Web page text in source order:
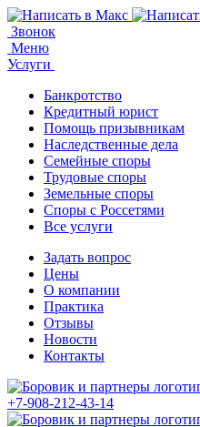
Звонок
Меню
Услуги
Банкротство
Кредитный юрист
Помощь призывникам
Наследственные дела
Семейные споры
Трудовые споры
Земельные споры
Споры с Россетями
Все услуги
Задать вопрос
Цены
О компании
Практика
Отзывы
Новости
Контакты
+7-908-212-43-14